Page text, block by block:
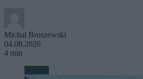
Michał Bruszewski
04.08.2026
4 min
Wojsko